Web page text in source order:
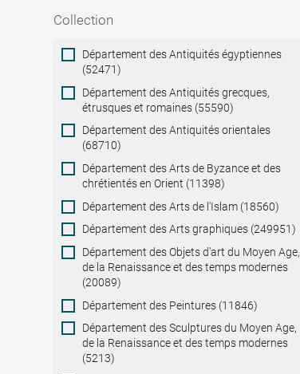
Collection
Collection
Département des Antiquités égyptiennes
(52471)
Département des Antiquités grecques,
étrusques et romaines (55590)
Département des Antiquités orientales
(68710)
Département des Arts de Byzance et des
chrétientés en Orient (11398)
Département des Arts de l'Islam (18560)
Département des Arts graphiques (249951)
Département des Objets d'art du Moyen Age,
de la Renaissance et des temps modernes
(20089)
Département des Peintures (11846)
Département des Sculptures du Moyen Age,
de la Renaissance et des temps modernes
(5213)